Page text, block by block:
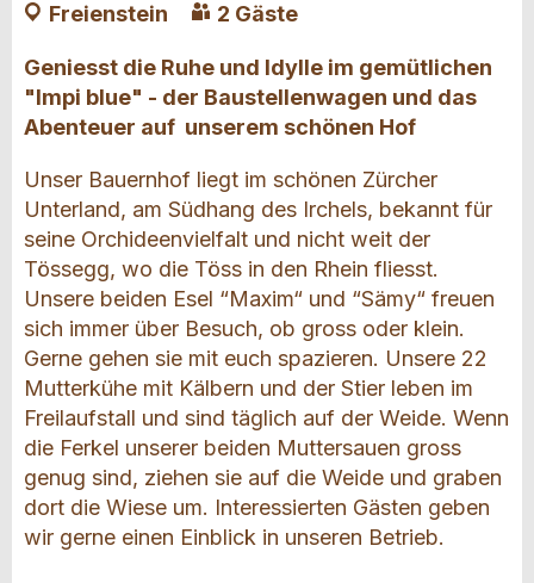
Freienstein 2 Gäste
Geniesst die Ruhe und Idylle im gemütlichen
"Impi blue" - der Baustellenwagen und das
Abenteuer auf unserem schönen Hof
Unser Bauernhof liegt im schönen Zürcher
Unterland, am Südhang des Irchels, bekannt für
seine Orchideenvielfalt und nicht weit der
Tössegg, wo die Töss in den Rhein fliesst.
Unsere beiden Esel “Maxim“ und “Sämy“ freuen
sich immer über Besuch, ob gross oder klein.
Gerne gehen sie mit euch spazieren. Unsere 22
Mutterkühe mit Kälbern und der Stier leben im
Freilaufstall und sind täglich auf der Weide. Wenn
die Ferkel unserer beiden Muttersauen gross
genug sind, ziehen sie auf die Weide und graben
dort die Wiese um. Interessierten Gästen geben
wir gerne einen Einblick in unseren Betrieb.